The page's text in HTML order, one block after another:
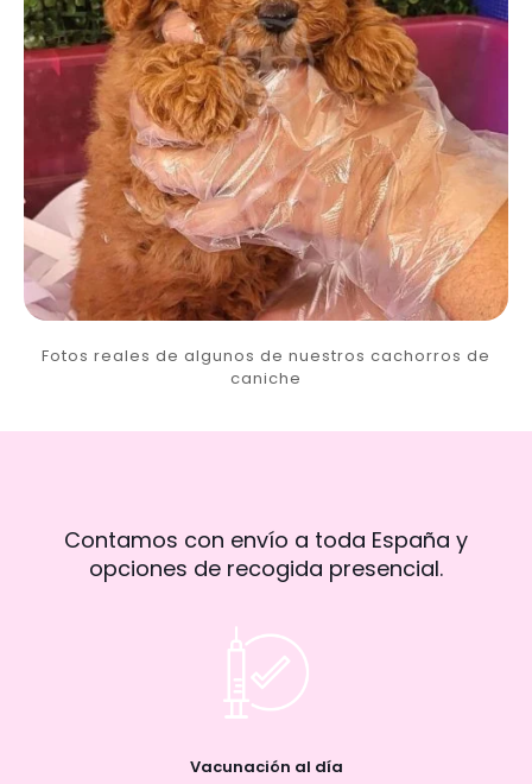
Fotos reales de algunos de nuestros cachorros de
caniche
Contamos con envío a toda España y
opciones de recogida presencial.
Vacunación al día